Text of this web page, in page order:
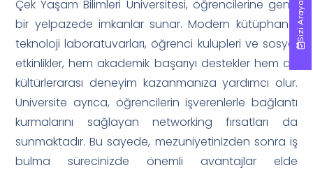
Çek Yaşam Bilimleri Üniversitesi, öğrencilerine geniş
bir yelpazede imkanlar sunar. Modern kütüphane,
teknoloji laboratuvarları, öğrenci kulüpleri ve sosyal
etkinlikler, hem akademik başarıyı destekler hem de
kültürlerarası deneyim kazanmanıza yardımcı olur.
Üniversite ayrıca, öğrencilerin işverenlerle bağlantı
kurmalarını sağlayan networking fırsatları da
sunmaktadır. Bu sayede, mezuniyetinizden sonra iş
bulma sürecinizde önemli avantajlar elde
Sizi Arayalım!
Sizi Arayalım!